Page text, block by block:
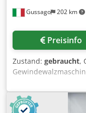
Gussago 202 km
Preisinfo
Zustand: gebraucht,
von Hülsen für
elektronische
Maschine ist in